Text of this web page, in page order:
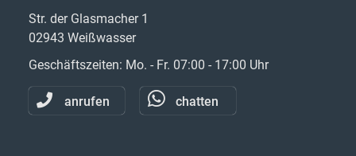
Str. der Glasmacher 1
02943 Weißwasser
Geschäftszeiten: Mo. - Fr. 07:00 - 17:00 Uhr
anrufen chatten